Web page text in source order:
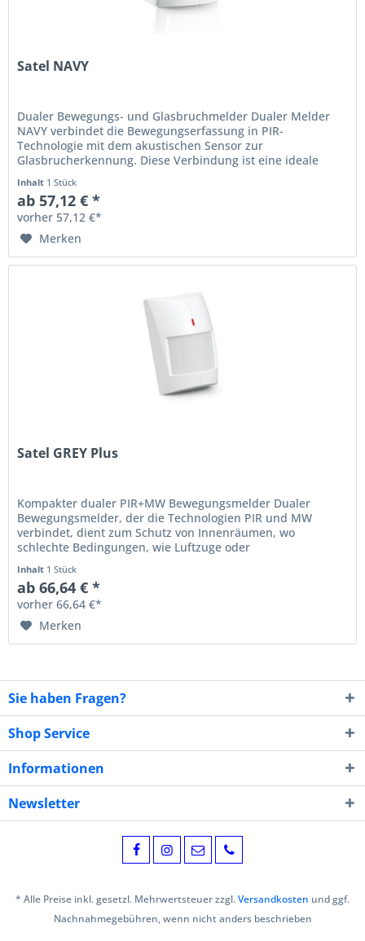
Satel NAVY
Dualer Bewegungs- und Glasbruchmelder Dualer Melder
NAVY verbindet die Bewegungserfassung in PIR-
Technologie mit dem akustischen Sensor zur
Glasbrucherkennung. Diese Verbindung ist eine ideale
Inhalt 1 Stück
ab 57,12 € *
vorher 57,12 €*
Merken
Satel GREY Plus
Kompakter dualer PIR+MW Bewegungsmelder Dualer
Bewegungsmelder, der die Technologien PIR und MW
verbindet, dient zum Schutz von Innenräumen, wo
schlechte Bedingungen, wie Luftzuge oder
Inhalt 1 Stück
ab 66,64 € *
vorher 66,64 €*
Merken
Sie haben Fragen?
Shop Service
Informationen
Newsletter
* Alle Preise inkl. gesetzl. Mehrwertsteuer zzgl.Versandkosten und ggf.
Nachnahmegebühren, wenn nicht anders beschrieben